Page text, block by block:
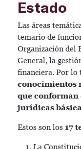
Estado
Las áreas
temario de
Organización del
General, la
financiera. Por lo
conocimientos
que conforman
jurídicas
Estos son los 17
La